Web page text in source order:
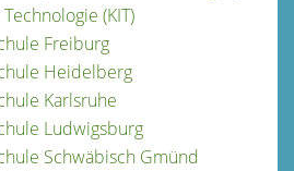
(KIT)
Freiburg
Heidelberg
Karlsruhe
Ludwigsburg
Schwäbisch Gmünd